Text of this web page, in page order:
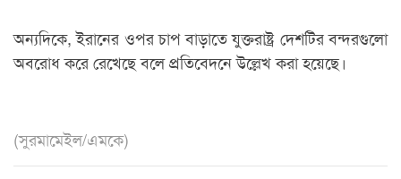
অন্যদিকে, ইরানের ওপর চাপ বাড়াতে যুক্তরাষ্ট্র দেশটির বন্দরগুলো
অবরোধ করে রেখেছে বলে প্রতিবেদনে উল্লেখ করা হয়েছে।
(সুরমামেইল/এমকে)